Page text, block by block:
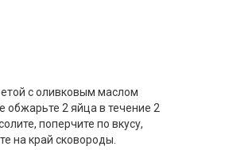
с оливковым маслом
обжарьте 2 яйца в течение 2
поперчите по вкусу,
на край сковороды.